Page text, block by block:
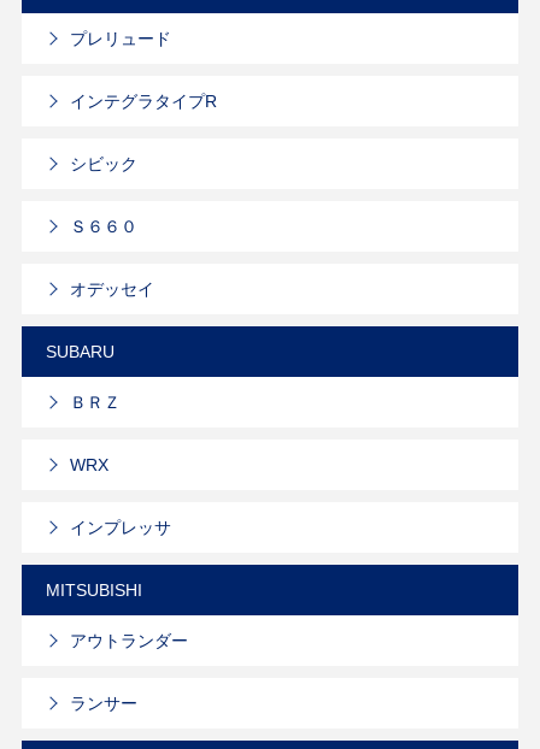
プレリュード
インテグラタイプR
シビック
Ｓ６６０
オデッセイ
SUBARU
ＢＲＺ
WRX
インプレッサ
MITSUBISHI
アウトランダー
ランサー